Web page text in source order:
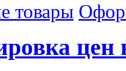
товары
цен